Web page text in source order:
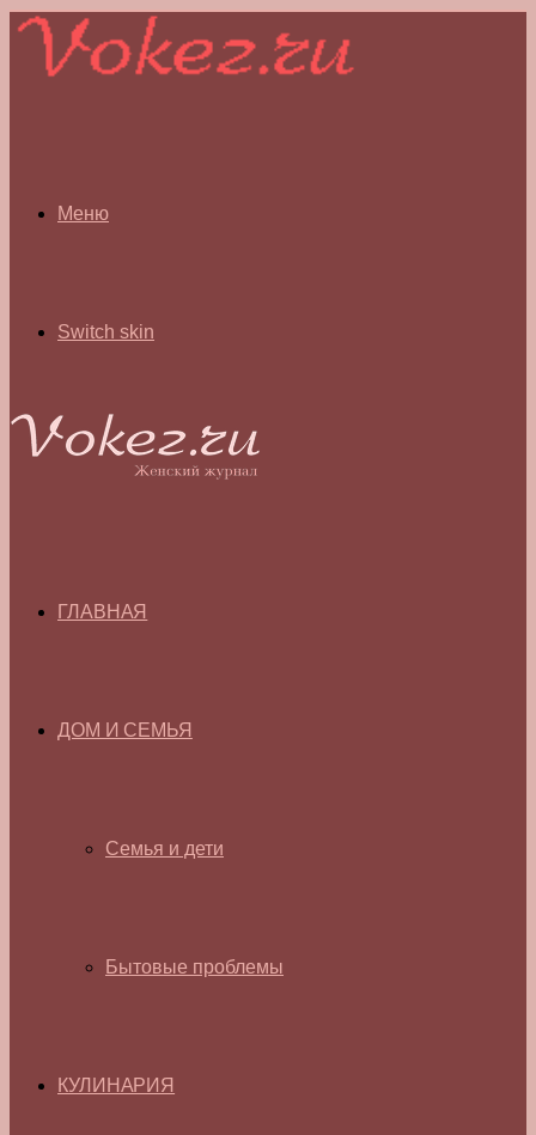
Меню
Switch skin
ГЛАВНАЯ
ДОМ И СЕМЬЯ
Семья и дети
Бытовые проблемы
КУЛИНАРИЯ